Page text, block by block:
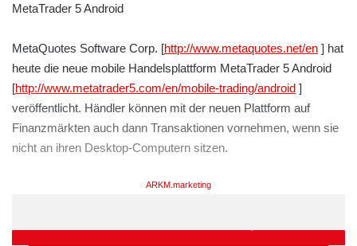
MetaTrader 5 Android
MetaQuotes Software Corp. [http://www.metaquotes.net/en ] hat
heute die neue mobile Handelsplattform MetaTrader 5 Android
[http://www.metatrader5.com/en/mobile-trading/android ]
veröffentlicht. Händler können mit der neuen Plattform auf
Finanzmärkten auch dann Transaktionen vornehmen, wenn sie
nicht an ihren Desktop-Computern sitzen.
ARKM.marketing